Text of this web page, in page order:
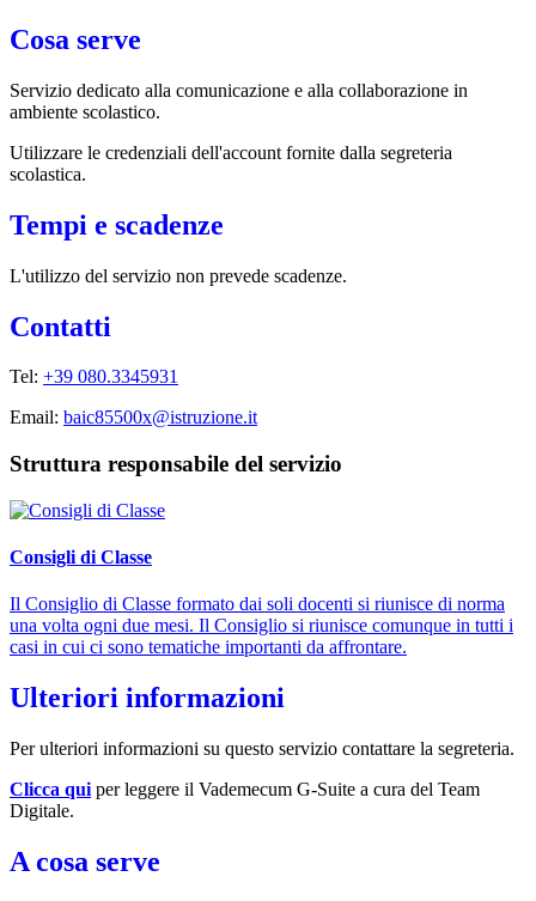
Cosa serve
Servizio dedicato alla comunicazione e alla collaborazione in
ambiente scolastico.
Utilizzare le credenziali dell'account fornite dalla segreteria
scolastica.
Tempi e scadenze
L'utilizzo del servizio non prevede scadenze.
Contatti
Tel: +39 080.3345931
Email: baic85500x@istruzione.it
Struttura responsabile del servizio
Consigli di Classe
Il Consiglio di Classe formato dai soli docenti si riunisce di norma
una volta ogni due mesi. Il Consiglio si riunisce comunque in tutti i
casi in cui ci sono tematiche importanti da affrontare.
Ulteriori informazioni
Per ulteriori informazioni su questo servizio contattare la segreteria.
Clicca qui per leggere il Vademecum G-Suite a cura del Team
Digitale.
A cosa serve